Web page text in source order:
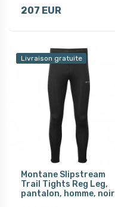
207 EUR
Livraison gratuite
Montane Slipstream
Trail Tights Reg Leg,
pantalon, homme, noir